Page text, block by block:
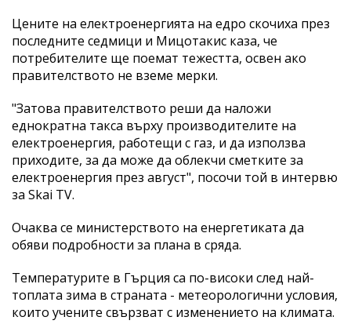
Цените на електроенергията на едро скочиха през
последните седмици и Мицотакис каза, че
потребителите ще поемат тежестта, освен ако
правителството не вземе мерки.
"Затова правителството реши да наложи
еднократна такса върху производителите на
електроенергия, работещи с газ, и да използва
приходите, за да може да облекчи сметките за
електроенергия през август", посочи той в интервю
за Skai TV.
Очаква се министерството на енергетиката да
обяви подробности за плана в сряда.
Температурите в Гърция са по-високи след най-
топлата зима в страната - метеорологични условия,
които учените свързват с изменението на климата.